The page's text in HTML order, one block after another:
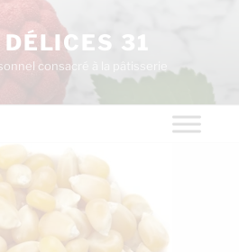
31
consacré à la pâtisserie